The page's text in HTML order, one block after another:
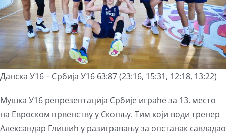
Данска У16 – Србија У16 63:87 (23:16, 15:31, 12:18, 13:22)
Мушка У16 репрезентација Србије играће за 13. место
на Евроском првенству у Скопљу. Тим који води тренер
Александар Глишић у разигравању за опстанак савладао